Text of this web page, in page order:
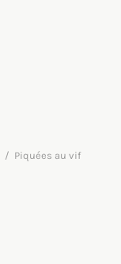
/ Piquées au vif